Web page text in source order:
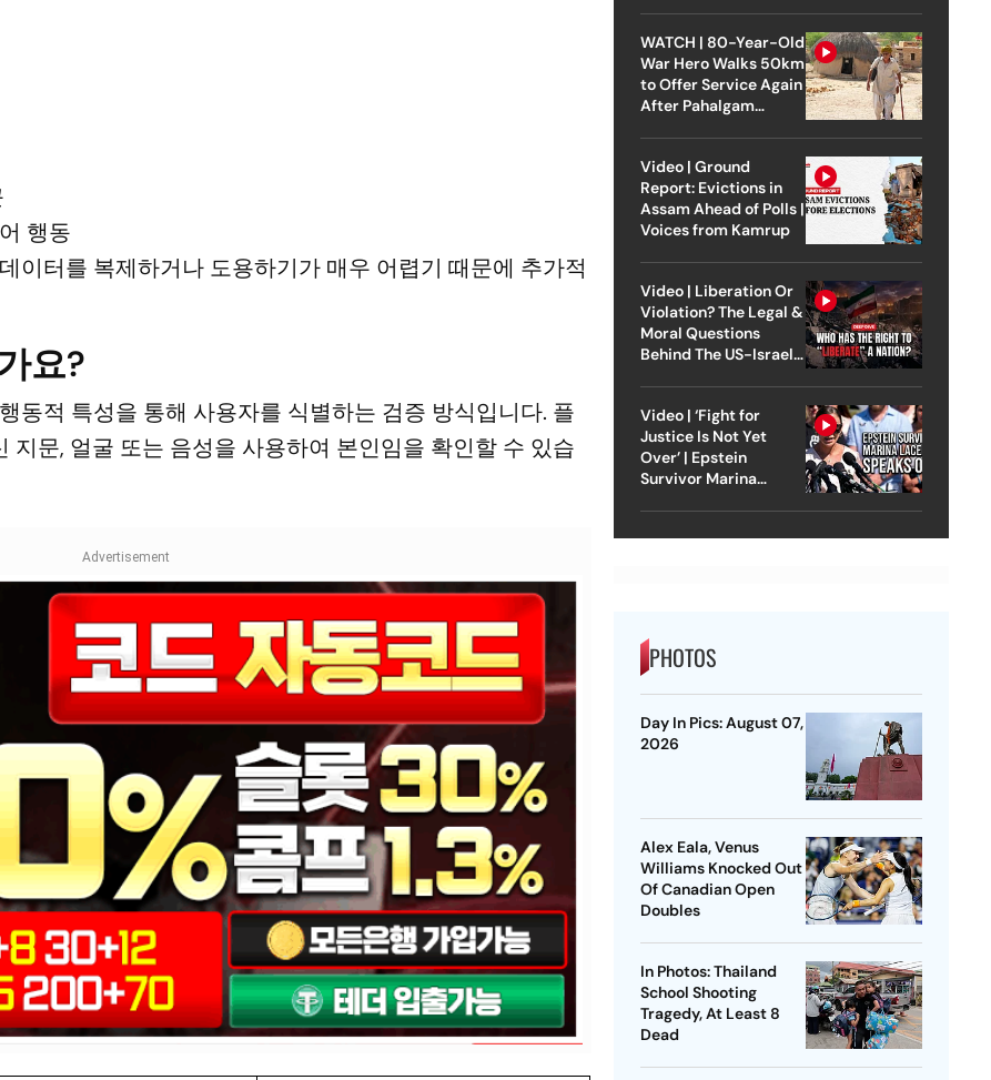
행동
이터를 복제하거나 도용하기가 매우 어렵기 때문에 추가적
요?
동적 특성을 통해 사용자를 식별하는 검증 방식입니다. 플
지문, 얼굴 또는 음성을 사용하여 본인임을 확인할 수 있습
WATCH | 80-Year-Old
War Hero Walks 50km
to Offer Service Again
After Pahalgam
Video | Ground
Report: Evictions in
Assam Ahead of Polls |
Voices from Kamrup
Video | Liberation Or
Violation? The Legal &
Moral Questions
Behind The US-Israel
Video | ‘Fight for
Justice Is Not Yet
Over’ | Epstein
Survivor Marina
PHOTOS
Day In Pics: August 07,
2026
Alex Eala, Venus
Williams Knocked Out
Of Canadian Open
Doubles
In Photos: Thailand
School Shooting
Tragedy, At Least 8
Dead